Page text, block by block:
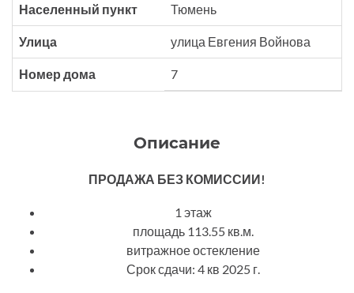
Населенный пункт Тюмень
Улица улица Евгения Войнова
Номер дома 7
Описание
ПРОДАЖА БЕЗ КОМИССИИ!
1 этаж
площадь 113.55 кв.м.
витражное остекление
Срок сдачи: 4 кв 2025 г.